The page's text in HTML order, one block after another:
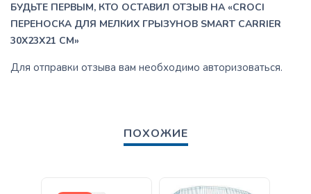
БУДЬТЕ ПЕРВЫМ, КТО ОСТАВИЛ ОТЗЫВ НА «CROCI
ПЕРЕНОСКА ДЛЯ МЕЛКИХ ГРЫЗУНОВ SMART CARRIER
30X23X21 CM»
Для отправки отзыва вам необходимо авторизоваться.
ПОХОЖИЕ